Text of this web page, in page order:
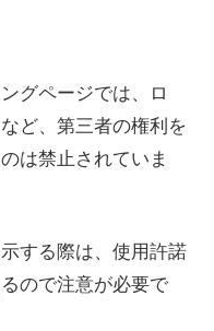
グページでは、ロ
ど、第三者の権利を
は禁止されていま
する際は、使用許諾
ので注意が必要で